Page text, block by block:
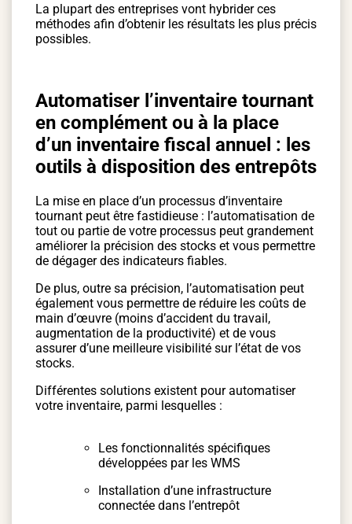
La plupart des entreprises vont hybrider ces
méthodes afin d’obtenir les résultats les plus précis
possibles.
Automatiser l’inventaire tournant
en complément ou à la place
d’un inventaire fiscal annuel : les
outils à disposition des entrepôts
La mise en place d’un processus d’inventaire
tournant peut être fastidieuse : l’automatisation de
tout ou partie de votre processus peut grandement
améliorer la précision des stocks et vous permettre
de dégager des indicateurs fiables.
De plus, outre sa précision, l’automatisation peut
également vous permettre de réduire les coûts de
main d’œuvre (moins d’accident du travail,
augmentation de la productivité) et de vous
assurer d’une meilleure visibilité sur l’état de vos
stocks.
Différentes solutions existent pour automatiser
votre inventaire, parmi lesquelles :
Les fonctionnalités spécifiques
développées par les WMS
Installation d’une infrastructure
connectée dans l’entrepôt